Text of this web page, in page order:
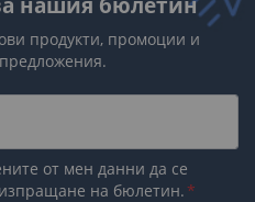
продукти, промоции и
от мен данни да се
на бюлетин.